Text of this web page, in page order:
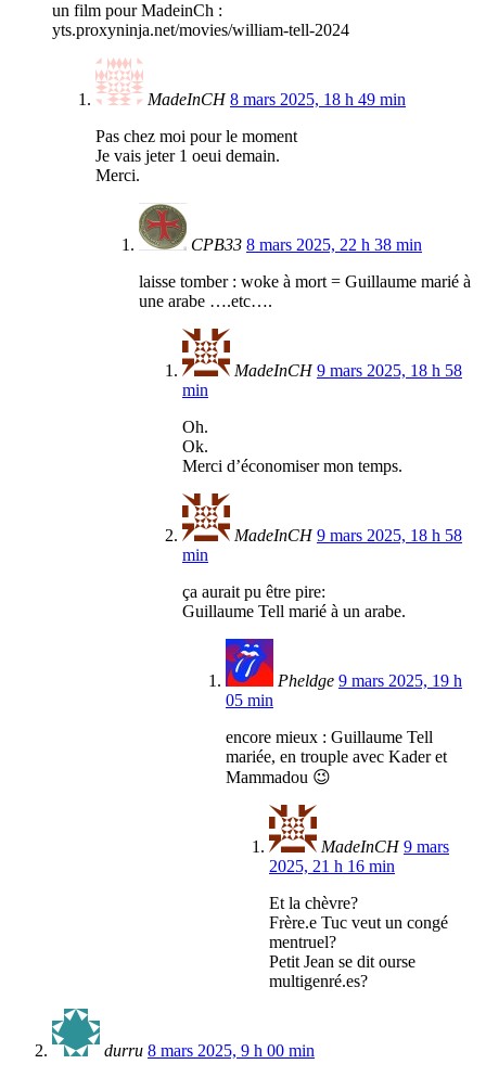
un film pour MadeinCh :
yts.proxyninja.net/movies/william-tell-2024
MadeInCH 8 mars 2025, 18 h 49 min
Pas chez moi pour le moment
Je vais jeter 1 oeui demain.
Merci.
CPB33 8 mars 2025, 22 h 38 min
laisse tomber : woke à mort = Guillaume marié à
une arabe ….etc….
MadeInCH 9 mars 2025, 18 h 58
min
Oh.
Ok.
Merci d’économiser mon temps.
MadeInCH 9 mars 2025, 18 h 58
min
ça aurait pu être pire:
Guillaume Tell marié à un arabe.
Pheldge 9 mars 2025, 19 h
05 min
encore mieux : Guillaume Tell
mariée, en trouple avec Kader et
Mammadou 😉
MadeInCH 9 mars
2025, 21 h 16 min
Et la chèvre?
Frère.e Tuc veut un congé
mentruel?
Petit Jean se dit ourse
multigenré.es?
durru 8 mars 2025, 9 h 00 min